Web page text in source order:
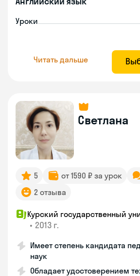
Уроки
Читать дальше
Светлана
5 от 1590 ₽ за урок
2 отзыва
Курский государственный
• 2013 г.
Имеет степень кандидата
наук
Обладает удостоверением